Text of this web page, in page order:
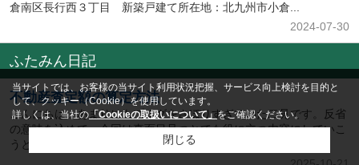
倉南区長行西３丁目 新築戸建て所在地：北九州市小倉...
2024-07-30
ふたみん日記
不動産査定額の算定方法
こんにちは。あまりにもブログをさぼりすぎていた二見です。反省
の意味を込めて、今回は真面目且つとても役に立つ内容にしていこ
うと思います。それはズバリ【売却時の査定額の出し方...
当サイトでは、お客様の当サイト利用状況把握、サービス向上検討を目的と
して、クッキー（Cookie）を使用しています。
詳しくは、当社の「Cookieの取扱いについて」をご確認ください。
閉じる